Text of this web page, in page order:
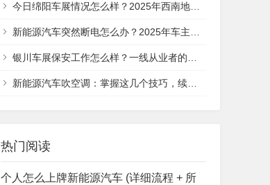
今日绵阳车展情况怎么样？2025年西南地区汽车盛宴全面解析
新能源汽车突然断电怎么办？2025年车主必看的应急处理指南，从安全判断到救援全流程
银川车展保安工作怎么样？一线从业者的真实体验分享
新能源汽车吹空调：掌握这几个技巧，续航与舒适不再二选一
热门阅读
个人怎么上牌新能源汽车 (详细流程 + 所